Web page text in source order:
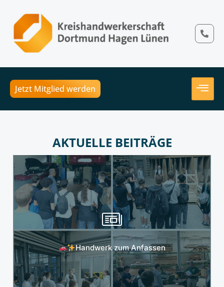
Jetzt Mitglied werden
AKTUELLE BEITRÄGE
Handwerk zum Anfassen
Mehr erfahren